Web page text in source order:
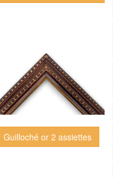
Guilloché or 2 assiettes